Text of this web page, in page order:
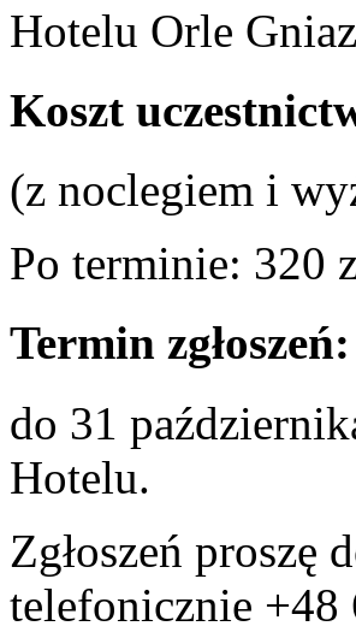
Hotelu Orle
Koszt
(z noclegiem i
Po terminie: 320
Termin zgłoszeń:
do 31
Hotelu.
Zgłoszeń proszę
telefonicznie +48